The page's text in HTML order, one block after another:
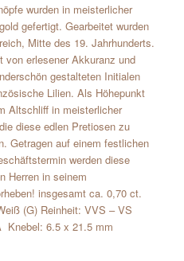
wurden in meisterlicher
gefertigt. Gearbeitet wurden
Mitte des 19. Jahrhunderts.
erlesener Akkuranz und
gestalteten Initialen
Lilien. Als Höhepunkt
Altschliff in meisterlicher
diese edlen Pretiosen zu
Getragen auf einem festlichen
werden diese
Herren in seinem
insgesamt ca. 0,70 ct.
(G) Reinheit: VVS – VS
Knebel: 6.5 x 21.5 mm